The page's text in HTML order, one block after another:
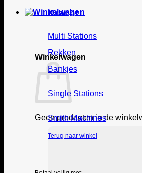
Winkelwagen
Geen producten in de
Terug naar winkel
Kracht
Multi Stations
Rekken
Bankjes
Single Stations
Smith Machines